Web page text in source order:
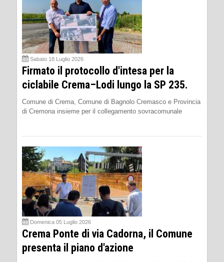
Sabato 18 Luglio 2026
Firmato il protocollo d'intesa per la
ciclabile Crema–Lodi lungo la SP 235.
Comune di Crema, Comune di Bagnolo Cremasco e Provincia
di Cremona insieme per il collegamento sovracomunale
Domenica 05 Luglio 2026
Crema Ponte di via Cadorna, il Comune
presenta il piano d'azione